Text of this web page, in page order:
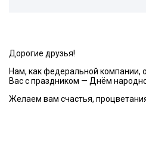
Дорогие друзья!
Нам, как федеральной компании,
Вас с праздником — Днём
Желаем вам счастья,